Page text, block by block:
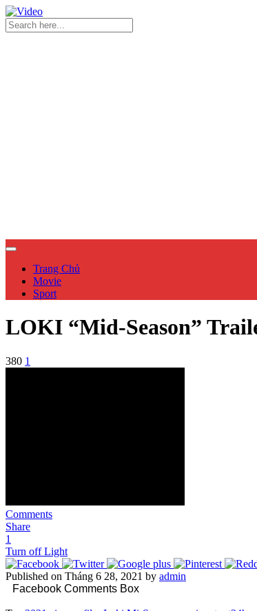
Trang Chủ
Movie
Sport
LOKI “Mid-Season”
380 1
Comments
Share
1
Turn off Light
Published on Tháng 6 28, 2021 by admin
Facebook Comments Box